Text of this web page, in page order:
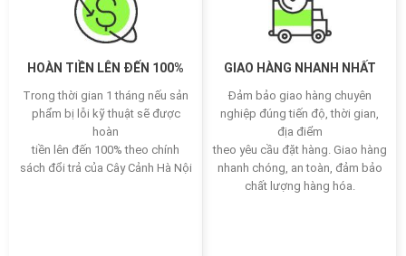
HOÀN TIỀN LÊN ĐẾN 100%
Trong thời gian 1 tháng nếu sản
phẩm bị lỗi kỹ thuật sẽ được
hoàn
tiền lên đến 100% theo chính
sách đổi trả của Cây Cảnh Hà Nội
GIAO HÀNG NHANH NHẤT
Đảm bảo giao hàng chuyên
nghiệp đúng tiến độ, thời gian,
địa điểm
theo yêu cầu đặt hàng. Giao hàng
nhanh chóng, an toàn, đảm bảo
chất lượng hàng hóa.